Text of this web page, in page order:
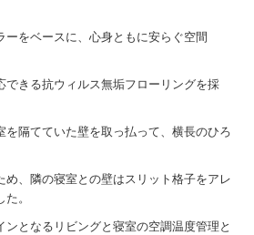
ーをベースに、心身ともに安らぐ空間
できる抗ウィルス無垢フローリングを採
を隔てていた壁を取っ払って、横長のひろ
め、隣の寝室との壁はスリット格子をアレ
。
ンとなるリビングと寝室の空調温度管理と